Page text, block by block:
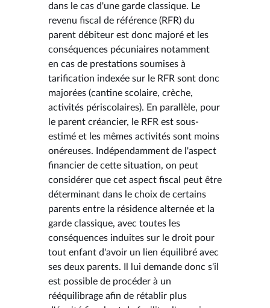
dans le cas d'une garde classique. Le
revenu fiscal de référence (RFR) du
parent débiteur est donc majoré et les
conséquences pécuniaires notamment
en cas de prestations soumises à
tarification indexée sur le RFR sont donc
majorées (cantine scolaire, crèche,
activités périscolaires). En parallèle, pour
le parent créancier, le RFR est sous-
estimé et les mêmes activités sont moins
onéreuses. Indépendamment de l'aspect
financier de cette situation, on peut
considérer que cet aspect fiscal peut être
déterminant dans le choix de certains
parents entre la résidence alternée et la
garde classique, avec toutes les
conséquences induites sur le droit pour
tout enfant d'avoir un lien équilibré avec
ses deux parents. Il lui demande donc s'il
est possible de procéder à un
rééquilibrage afin de rétablir plus